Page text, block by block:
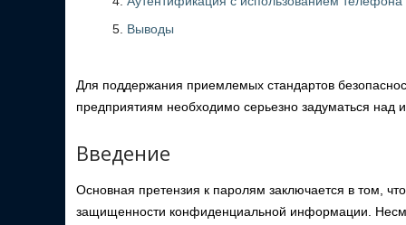
Выводы
Для поддержания приемлемых стандартов
предприятиям необходимо серьезно задуматься
Введение
Основная претензия к паролям заключается в том,
защищенности конфиденциальной информации.